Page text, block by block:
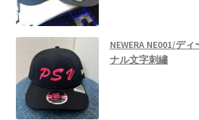
NEWERA NE001/デ
ナル文字刺繡